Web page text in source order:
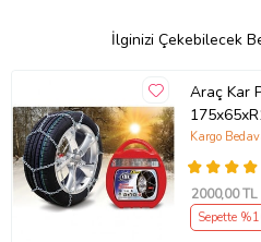
Paket İçeriği
Kar Çorabı Uyumlu 225 45 Lastik
Yüksek Kaliteli Zincir Muadili Ürün
Güvenli Teslimat
Siparişleriniz darbe emici özel
İlginizi Çekebilecek
Araç Kar
Kargo
2000,00 TL
Sepette